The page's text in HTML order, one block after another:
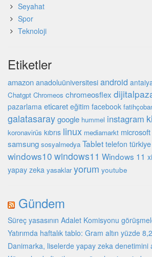
Seyahat
Spor
Teknoloji
Etiketler
amazon anadoluüniversitesi android
Chatgpt Chromeos chromeosflex
pazarlama eticaret eğitim facebook
galatasaraygoogle hummel instagram
koronavirüs kıbrıs linux mediamarkt microsoft
samsung sosyalmedya Tablet telefon türkiye
windows10 windows11 Windows 11
yapay zeka yasaklar yorum youtube
Gündem
Süreç yasasının Adalet Komisyonu
Yatırımda haftalık tablo: Gram altın yüzde
Danimarka, liselerde yapay zeka denetimini